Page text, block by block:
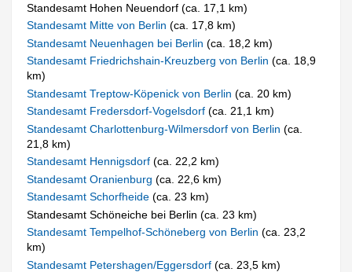
Standesamt Hohen Neuendorf (ca. 17,1 km)
Standesamt Mitte von Berlin(ca. 17,8 km)
Standesamt Neuenhagen bei Berlin(ca. 18,2 km)
Standesamt Friedrichshain-Kreuzberg von Berlin(ca. 18,9
km)
Standesamt Treptow-Köpenick von Berlin(ca. 20 km)
Standesamt Fredersdorf-Vogelsdorf(ca. 21,1 km)
Standesamt Charlottenburg-Wilmersdorf von Berlin(ca.
21,8 km)
Standesamt Hennigsdorf(ca. 22,2 km)
Standesamt Oranienburg(ca. 22,6 km)
Standesamt Schorfheide(ca. 23 km)
Standesamt Schöneiche bei Berlin (ca. 23 km)
Standesamt Tempelhof-Schöneberg von Berlin(ca. 23,2
km)
Standesamt Petershagen/Eggersdorf(ca. 23,5 km)